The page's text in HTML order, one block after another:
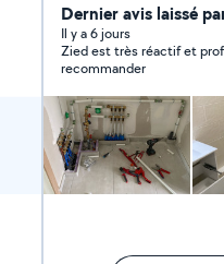
qualité et des prix
rapidement pour les
installations ou
travail propre,
Intervention rapide Travail soigné Disponible 24h/24 et
7j/7
Dernier avis laissé
Il y a 6 jours
Zied est très réactif et
recommander